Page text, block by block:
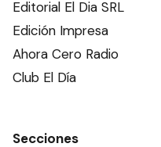
Editorial El Dia SRL
Edición Impresa
Ahora Cero Radio
Club El Día
Secciones